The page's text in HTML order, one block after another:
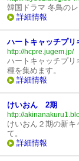
韓国ドラマ 冬鳥の
詳細情報
ハートキャッチプリ
http://hcpre.jugem.jp/
ハートキャッチプリ
種を集めます。
詳細情報
けいおん 2期
http://
けいおん２期の新
て。
詳細情報